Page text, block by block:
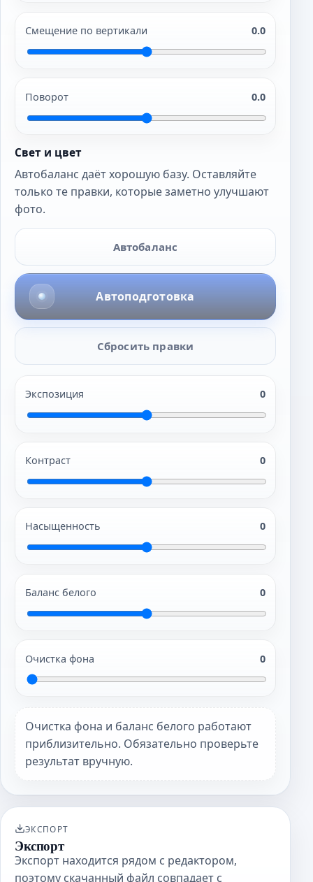
Смещение по вертикали 0.0
Поворот 0.0
Свет и цвет
Автобаланс даёт хорошую базу. Оставляйте
только те правки, которые заметно улучшают
фото.
Автобаланс
Автоподготовка
Сбросить правки
Экспозиция 0
Контраст 0
Насыщенность 0
Баланс белого 0
Очистка фона 0
Очистка фона и баланс белого работают
приблизительно. Обязательно проверьте
результат вручную.
ЭКСПОРТ
Экспорт
Экспорт находится рядом с редактором,
поэтому скачанный файл совпадает с